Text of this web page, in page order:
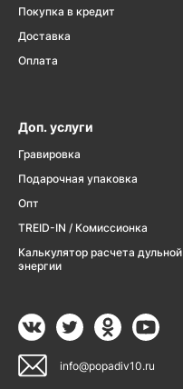
Покупка в кредит
Доставка
Оплата
Доп. услуги
Гравировка
Подарочная упаковка
Опт
TREID-IN / Комиссионка
Калькулятор расчета дульной
энергии
info@popadiv10.ru